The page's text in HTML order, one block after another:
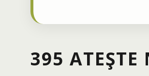
395 ATEŞTE